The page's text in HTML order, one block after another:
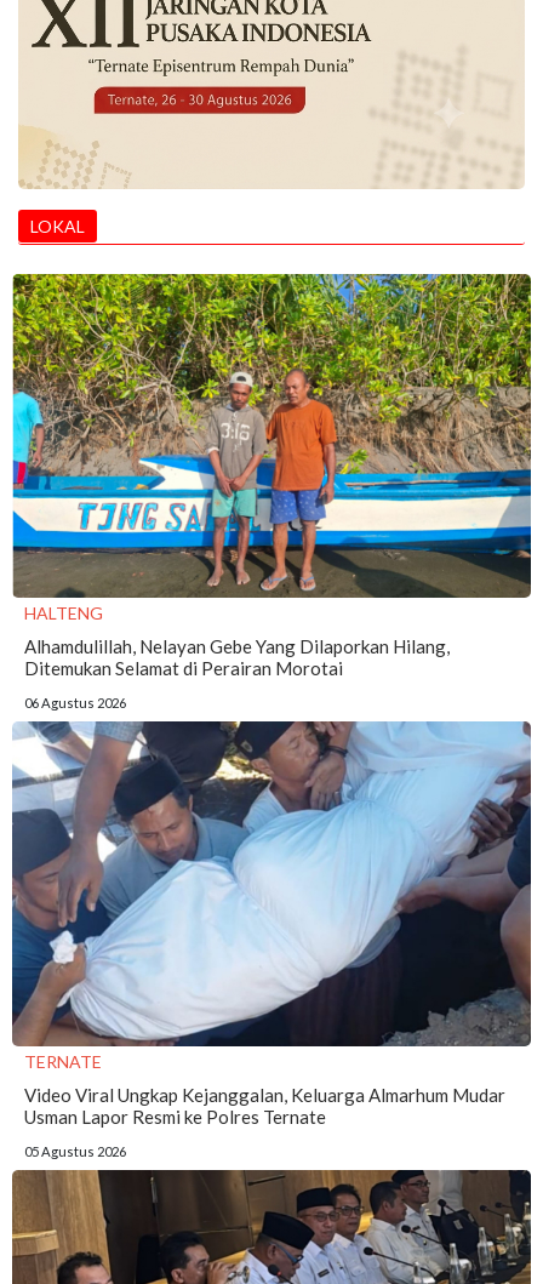
LOKAL
HALTENG
Alhamdulillah, Nelayan Gebe Yang Dilaporkan Hilang,
Ditemukan Selamat di Perairan Morotai
06 Agustus 2026
TERNATE
Video Viral Ungkap Kejanggalan, Keluarga Almarhum Mudar
Usman Lapor Resmi ke Polres Ternate
05 Agustus 2026